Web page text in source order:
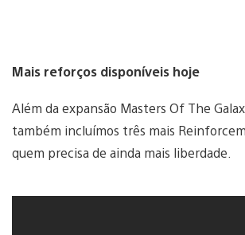
Mais reforços disponíveis hoje
Além da expansão Masters Of The
também incluímos três mais
quem precisa de ainda mais liberdade.